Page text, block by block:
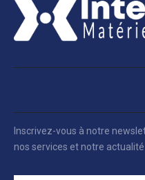
Inscrivez-vous à notre
nos services et notre actualité